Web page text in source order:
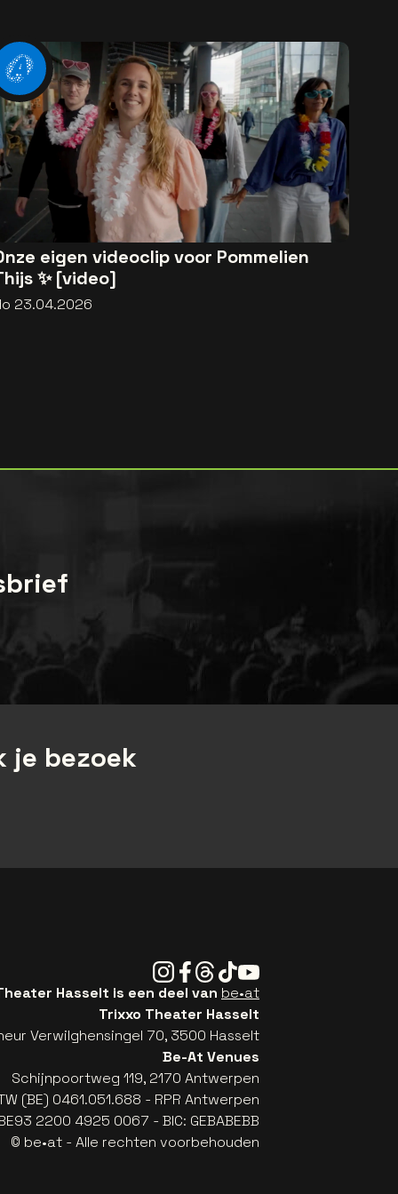
eigen videoclip voor Pommelien
✨ [video]
23.04.2026
je bezoek
Instagram
Facebook
Threads
TiktokYoutube
Hasselt is een deel van be•at
Trixxo Theater Hasselt
Verwilghensingel 70, 3500 Hasselt
Be-At Venues
Schijnpoortweg 119, 2170 Antwerpen
(BE) 0461.051.688 - RPR Antwerpen
2200 4925 0067 - BIC: GEBABEBB
© be•at - Alle rechten voorbehouden